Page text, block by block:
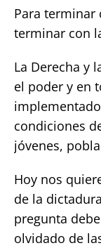
Para terminar
terminar con
La Derecha y
el poder y en
condiciones
jóvenes,
Hoy nos
de la
pregunta
olvidado de